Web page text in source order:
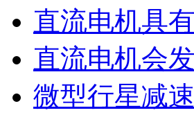
直流电机具
直流电机会
微型行星减